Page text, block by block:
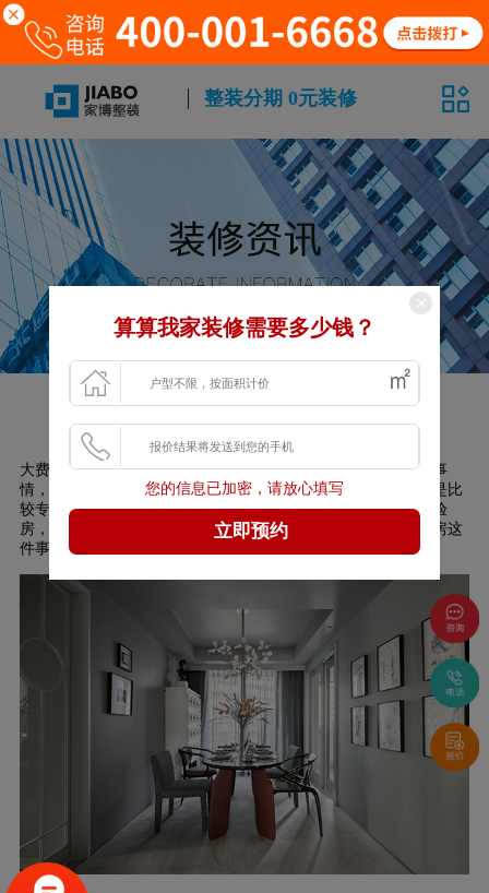
整装分期 0元装修
株洲验房小妙招 自己轻松搞定收房
大费周章的装修好一套房子之后，验房是收房时一件很重要的事
情，验房合格咱们才能定心进行装饰和入住，那么其实验房算是比
较专业的一件事，很多人都会请专业的验房师来协助咱们进行验
房，其实，把握几个验房小技巧，咱们自己能轻轻松松搞定验房这
件事。下面跟
算算我家装修需要多少钱？
您的信息已加密，请放心填写